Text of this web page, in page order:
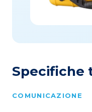
Specifiche
COMUNICAZIONE